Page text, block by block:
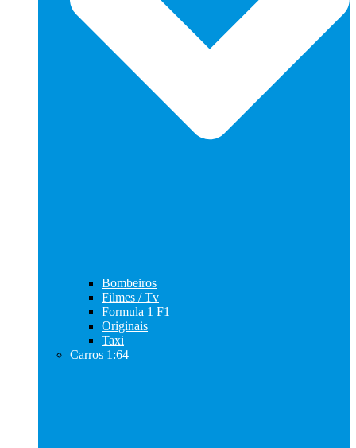
Bombeiros
Filmes / Tv
Formula 1 F1
Originais
Taxi
Carros 1:64